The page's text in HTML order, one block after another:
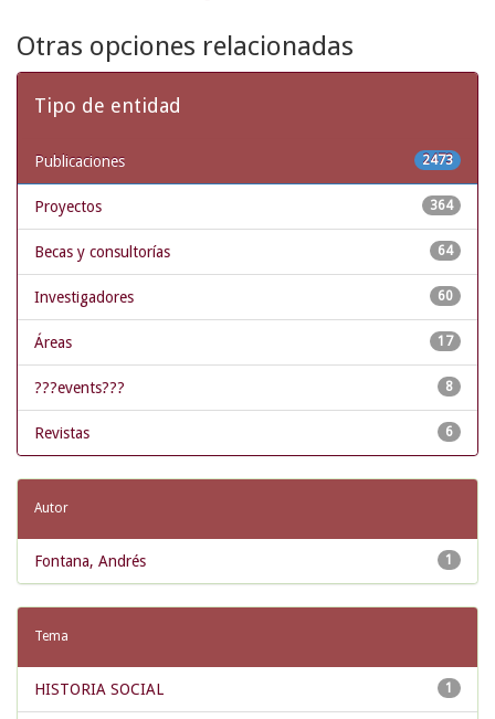
Otras opciones relacionadas
Tipo de entidad
2473
Publicaciones
364
Proyectos
64
Becas y consultorías
60
Investigadores
17
Áreas
8
???events???
6
Revistas
Autor
1
Fontana, Andrés
Tema
1
HISTORIA SOCIAL